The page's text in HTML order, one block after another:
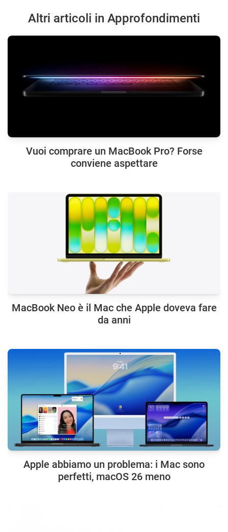
Altri articoli in Approfondimenti
Vuoi comprare un MacBook Pro? Forse
conviene aspettare
MacBook Neo è il Mac che Apple doveva fare
da anni
Apple abbiamo un problema: i Mac sono
perfetti, macOS 26 meno